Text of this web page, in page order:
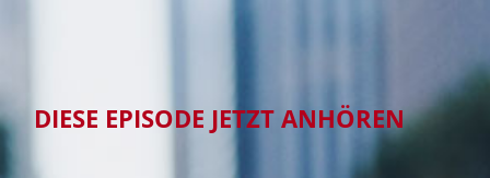
DIESE EPISODE JETZT ANHÖREN